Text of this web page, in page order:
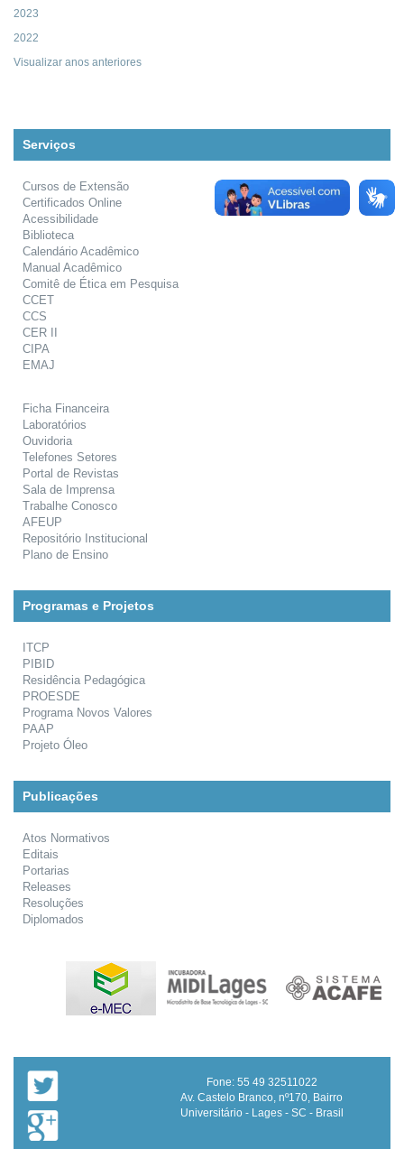
2023
2022
Visualizar anos anteriores
Serviços
Cursos de Extensão
Certificados Online
Acessibilidade
Biblioteca
Calendário Acadêmico
Manual Acadêmico
Comitê de Ética em Pesquisa
CCET
CCS
CER II
CIPA
EMAJ
Ficha Financeira
Laboratórios
Ouvidoria
Telefones Setores
Portal de Revistas
Sala de Imprensa
Trabalhe Conosco
AFEUP
Repositório Institucional
Plano de Ensino
Programas e Projetos
ITCP
PIBID
Residência Pedagógica
PROESDE
Programa Novos Valores
PAAP
Projeto Óleo
Publicações
Atos Normativos
Editais
Portarias
Releases
Resoluções
Diplomados
Fone: 55 49 32511022
Av. Castelo Branco, nº170, Bairro
Universitário - Lages - SC - Brasil